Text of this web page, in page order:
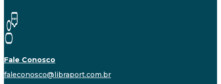
Fale Conosco
faleconosco@libraport.com.br